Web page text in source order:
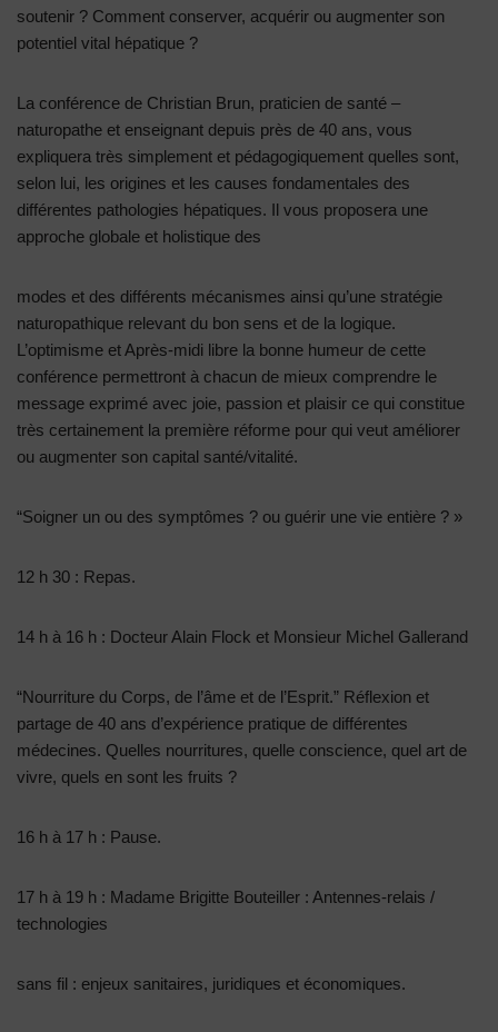
soutenir ? Comment conserver, acquérir ou augmenter son
potentiel vital hépatique ?
La conférence de Christian Brun, praticien de santé –
naturopathe et enseignant depuis près de 40 ans, vous
expliquera très simplement et pédagogiquement quelles sont,
selon lui, les origines et les causes fondamentales des
différentes pathologies hépatiques. Il vous proposera une
approche globale et holistique des
modes et des différents mécanismes ainsi qu’une stratégie
naturopathique relevant du bon sens et de la logique.
L’optimisme et Après-midi libre la bonne humeur de cette
conférence permettront à chacun de mieux comprendre le
message exprimé avec joie, passion et plaisir ce qui constitue
très certainement la première réforme pour qui veut améliorer
ou augmenter son capital santé/vitalité.
“Soigner un ou des symptômes ? ou guérir une vie entière ? »
12 h 30 : Repas.
14 h à 16 h : Docteur Alain Flock et Monsieur Michel Gallerand
“Nourriture du Corps, de l’âme et de l’Esprit.” Réflexion et
partage de 40 ans d’expérience pratique de différentes
médecines. Quelles nourritures, quelle conscience, quel art de
vivre, quels en sont les fruits ?
16 h à 17 h : Pause.
17 h à 19 h : Madame Brigitte Bouteiller : Antennes-relais /
technologies
sans fil : enjeux sanitaires, juridiques et économiques.